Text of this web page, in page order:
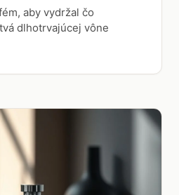
aby vydržal čo
dlhotrvajúcej vône